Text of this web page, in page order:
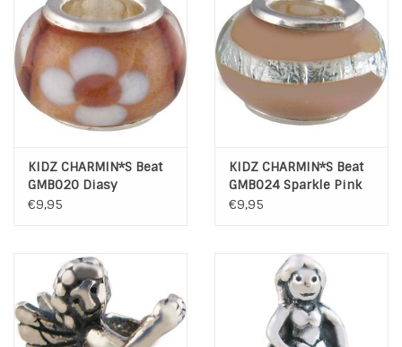
KIDZ CHARMIN*S Beat
GMB020 Diasy
€9,95
KIDZ CHARMIN*S Beat
GMB024 Sparkle Pink
€9,95